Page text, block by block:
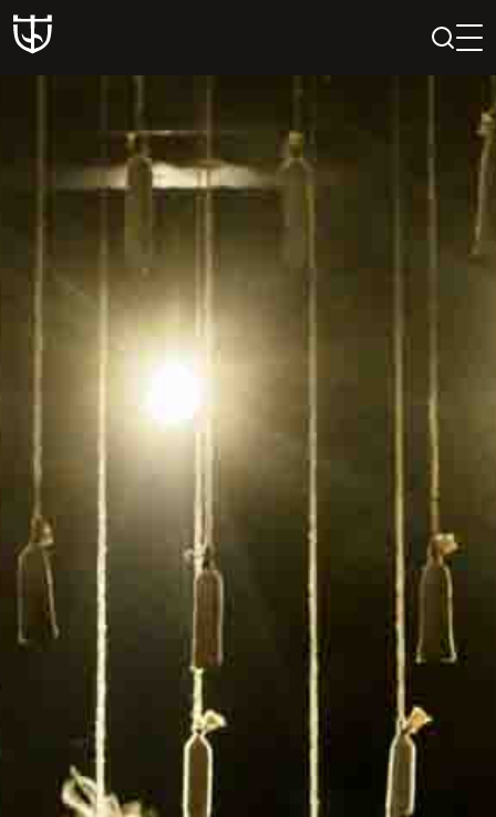
PAIEŠKA
KREPŠELIS
ISTORIJA
KŪRĖJAI
FESTIVALIS „THEATRIUM”
EDUKACIJA IR PARODOS
KULTŪROS PASAS
VIRTUALUS TURAS
Žiūrovams
DOVANŲ KUPONAS
BILIETAI IR NUOLAIDOS
INFORMACIJA ASMENIMS SU NEGALIA
KAVINĖ „DRAMA-CHA-CHA”